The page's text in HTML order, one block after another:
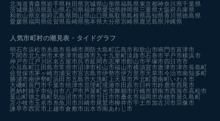
北海道青森県岩手県秋田県宮城県山形県福島県東京都神奈川県千葉県
茨城県新潟県富山県石川県福井県愛知県静岡県三重県大阪府兵庫県
和歌山県京都府広島県 岡山県山口県鳥取県島根県高知県香川県徳島県
愛媛県福岡県佐賀県長崎県熊本県大分県宮崎県鹿児島県沖縄県
人気市町村の潮見表・タイドグラフ
明石市浜松市糸島市長崎市周防大島町広島市和歌山市鳴門市富津市
下関市北九州市木更津市姫路市九十九里町淡路市石巻市平戸市横浜市
神戸市江戸川区 名古屋市呉市延岡市志摩市館山市平塚市 四日市市
小豆島町江田島市常滑市沼津市松山市福山市横須賀市唐津市津市長島町
佐世保市茅ヶ崎市浦安市宮古島市伊勢市伊万里市天草市今治市南知多町
勝浦市南伊勢町浜田市五島市大洗町 上天草市芦北町愛南町いわき市
大磯町長門市千葉市焼津市亘理町境港市 田原市 臼杵市鈴鹿市西尾市
恩納村銚子市仙台市八戸市芦屋町光市舞鶴市行橋市碧南市西海市高松市
葉山町徳之島町気仙沼市市川市廿日市市桑名市福岡市赤穂市屋久島町
苫小牧市玉名市糸魚川市川崎市尾鷲市柳井市宇土市加古川市宗像市
諫早市西宮市 上越市倉敷市出水市南あわじ市